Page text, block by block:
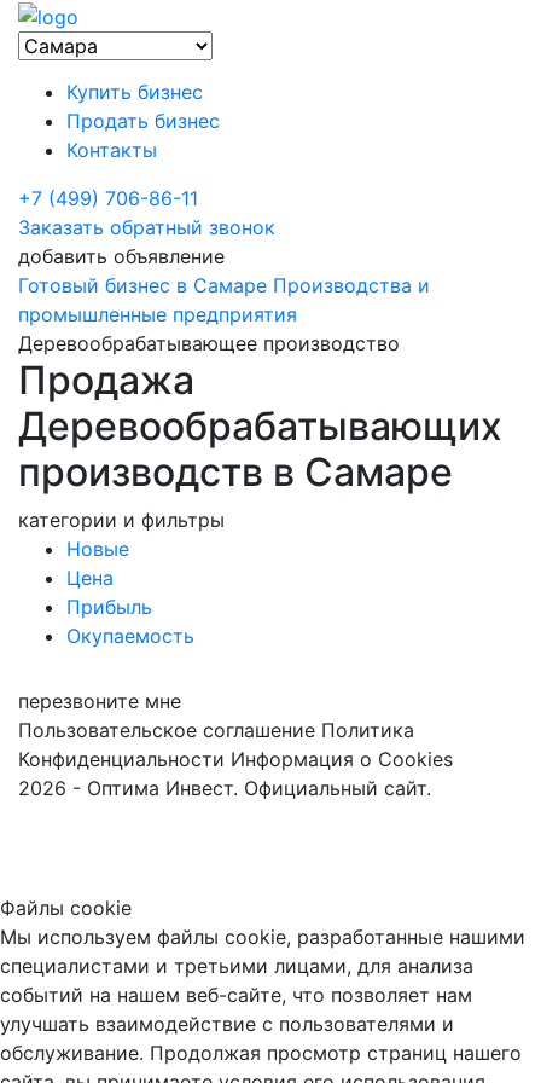
Купить бизнес
Продать бизнес
Контакты
+7 (499) 706-86-11
Заказать обратный звонок
добавить объявление
Готовый бизнес в Самаре Производства и
промышленные предприятия
Деревообрабатывающее производство
Продажа
Деревообрабатывающих
производств в Самаре
категории и фильтры
Новые
Цена
Прибыль
Окупаемость
перезвоните мне
Пользовательское соглашение Политика
Конфиденциальности Информация о Cookies
2026 - Оптима Инвест. Официальный сайт.
Файлы cookie
Мы используем файлы cookie, разработанные нашими
специалистами и третьими лицами, для анализа
событий на нашем веб-сайте, что позволяет нам
улучшать взаимодействие с пользователями и
обслуживание. Продолжая просмотр страниц нашего